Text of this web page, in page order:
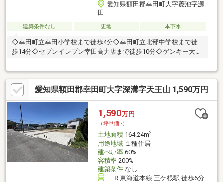
愛知県額田郡幸田町大字菱池字源
田
建築条件なし 更地 本下水
◇幸田町立幸田小学校まで徒歩4分◇幸田町立北部中学校まで徒
歩14分◇セブンイレブン幸田高力店まで徒歩10分◇ゲンキー大草
基法第２２条指定、宅地造成及び特定盛土等規制法、農地法、道
路斜線制限、隣地斜線制限、日影制限・農地法第５条の届出要す
（費用買主負担）【設備】公営水道・公共下水・個別プロパン
愛知県額田郡幸田町大字深溝字天王山 1,590万円
1,590万円
（坪単価:-）
土地面積164.24m2
用途地域１種住居
建ぺい率60%
容積率200%
建築条件なし
ＪＲ東海道本線 三ケ根駅 徒歩6分